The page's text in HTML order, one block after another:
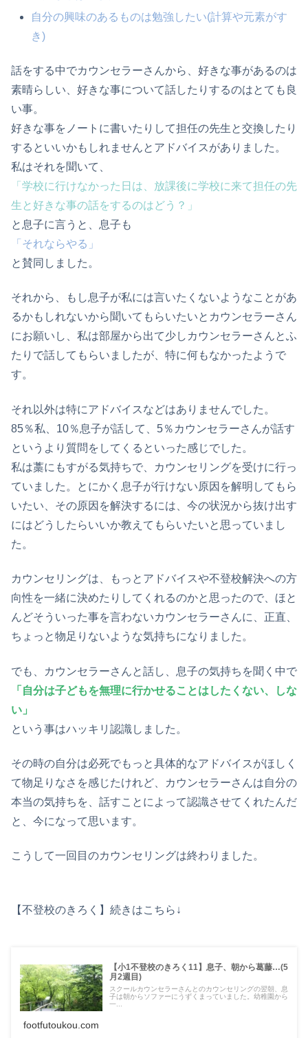
自分の興味のあるものは勉強したい(計算や元素がす
き)
話をする中でカウンセラーさんから、好きな事があるのは
素晴らしい、好きな事について話したりするのはとても良
い事。
好きな事をノートに書いたりして担任の先生と交換したり
するといいかもしれませんとアドバイスがありました。
私はそれを聞いて、
「学校に行けなかった日は、放課後に学校に来て担任の先
生と好きな事の話をするのはどう？」
と息子に言うと、息子も
「それならやる」
と賛同しました。
それから、もし息子が私には言いたくないようなことがあ
るかもしれないから聞いてもらいたいとカウンセラーさん
にお願いし、私は部屋から出て少しカウンセラーさんとふ
たりで話してもらいましたが、特に何もなかったようで
す。
それ以外は特にアドバイスなどはありませんでした。
85％私、10％息子が話して、5％カウンセラーさんが話す
というより質問をしてくるといった感じでした。
私は藁にもすがる気持ちで、カウンセリングを受けに行っ
ていました。とにかく息子が行けない原因を解明してもら
いたい、その原因を解決するには、今の状況から抜け出す
にはどうしたらいいか教えてもらいたいと思っていまし
た。
カウンセリングは、もっとアドバイスや不登校解決への方
向性を一緒に決めたりしてくれるのかと思ったので、ほと
んどそういった事を言わないカウンセラーさんに、正直、
ちょっと物足りないような気持ちになりました。
でも、カウンセラーさんと話し、息子の気持ちを聞く中で
「自分は子どもを無理に行かせることはしたくない、しな
い」
という事はハッキリ認識しました。
その時の自分は必死でもっと具体的なアドバイスがほしく
て物足りなさを感じたけれど、カウンセラーさんは自分の
本当の気持ちを、話すことによって認識させてくれたんだ
と、今になって思います。
こうして一回目のカウンセリングは終わりました。
【不登校のきろく】続きはこちら↓
【小1不登校のきろく11】息子、朝から葛藤…(5
月2週目)
スクールカウンセラーさんとのカウンセリングの翌朝、息
子は朝からソファーにうずくまっていました。幼稚園から
一...
footfutoukou.com